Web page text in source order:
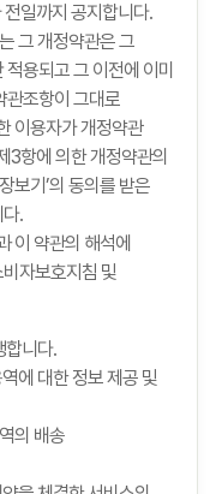
일까지 공지합니다.
그 개정약관은 그
용되고 그 이전에 이미
관조항이 그대로
이용자가 개정약관
3항에 의한 개정약관의
보기’의 동의를 받은
.
이 약관의 해석에
자보호지침 및
합니다.
역에 대한 정보 제공 및
의 배송